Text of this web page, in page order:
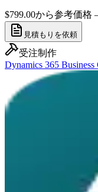
$799.00から参考価格
見積もりを依頼
受注制作
Dynamics 365 Business